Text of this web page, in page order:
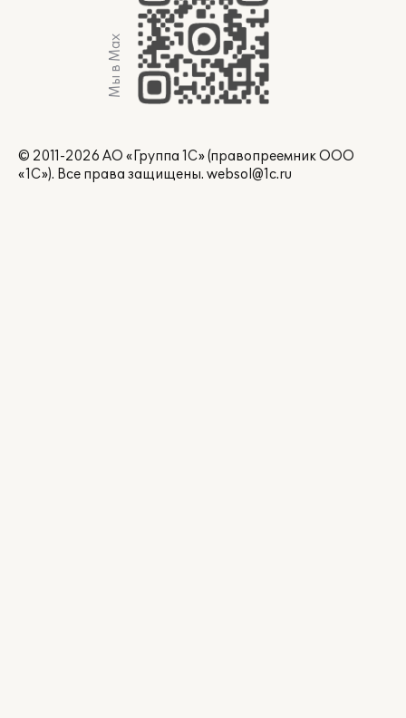
Мы в Max
© 2011-2026 АО «Группа 1С» (правопреемник ООО
«1С»). Все права защищены. websol@1c.ru